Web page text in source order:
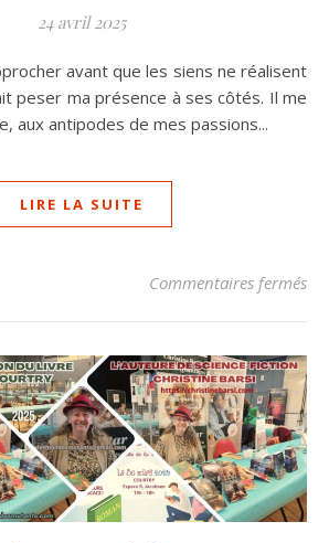
24 avril 2025
peser ma présence à ses côtés. Il me
aux antipodes de mes passions...
LIRE LA SUITE
Commentaires fermés